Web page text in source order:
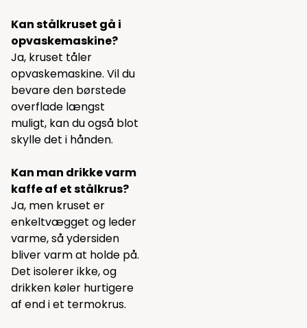
Kan stålkruset gå i
opvaskemaskine?
Ja, kruset tåler
opvaskemaskine. Vil du
bevare den børstede
overflade længst
muligt, kan du også blot
skylle det i hånden.
Kan man drikke varm
kaffe af et stålkrus?
Ja, men kruset er
enkeltvægget og leder
varme, så ydersiden
bliver varm at holde på.
Det isolerer ikke, og
drikken køler hurtigere
af end i et termokrus.